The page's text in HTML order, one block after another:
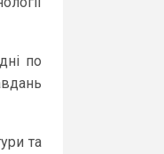
по
та